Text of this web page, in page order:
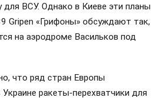
для ВСУ. Однако в Киеве эти планы
Gripen «Грифоны» обсуждают так,
на аэродроме Васильков под
что ряд стран Европы
ракеты-перехватчики для